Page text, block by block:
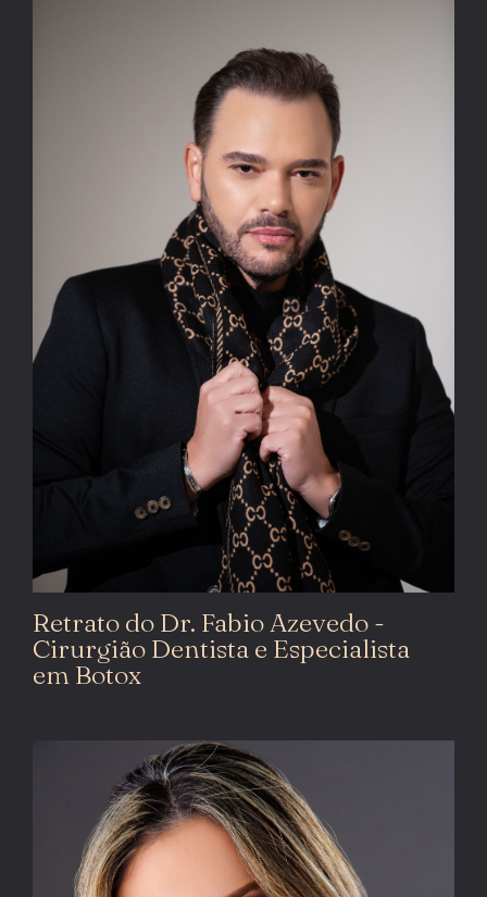
Retrato do Dr. Fabio Azevedo -
Cirurgião Dentista e Especialista
em Botox